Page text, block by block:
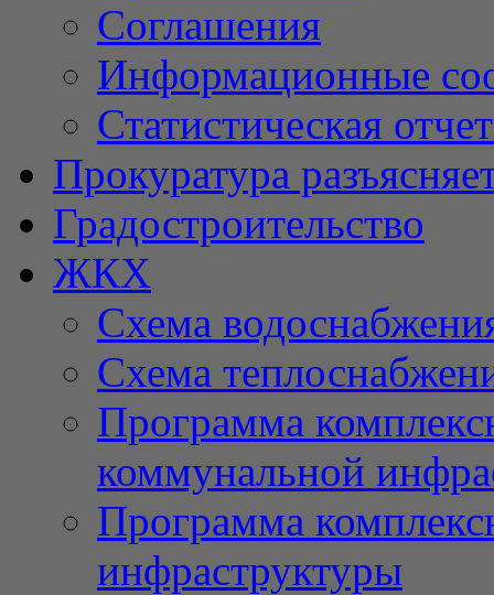
Соглашения
Информационные
Статистическая
Прокуратура
Градостроительство
ЖКХ
Схема
Схема
Программа
коммунальной
Программа
инфраструктуры